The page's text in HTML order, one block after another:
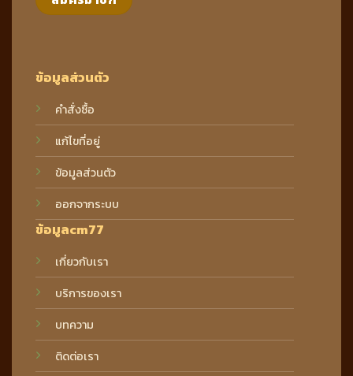
ข้อมูลส่วนตัว
คำสั่งซื้อ
แก้ไขที่อยู่
ข้อมูลส่วนตัว
ออกจากระบบ
ข้อมูลcm77
เกี่ยวกับเรา
บริการของเรา
บทความ
ติดต่อเรา